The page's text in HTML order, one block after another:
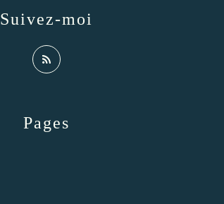
Pages
Suivez-moi